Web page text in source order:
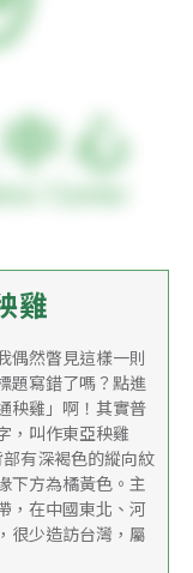
雞
偶然瞥見這樣一則
題寫錯了嗎？點進
秧雞」啊！其實普
，叫作東亞秧雞
有深褐色的縱向紋
下方為橘黃色。主
，在中國東北、河
很少造訪台灣，屬